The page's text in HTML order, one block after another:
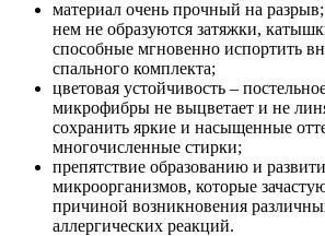
материал очень прочный на
нем не образуются затяжки,
способные мгновенно испортить
спального комплекта;
цветовая устойчивость –
микрофибры не выцветает и не
сохранить яркие и насыщенные
многочисленные стирки;
препятствие образованию и
микроорганизмов, которые
причиной возникновения
аллергических реакций.